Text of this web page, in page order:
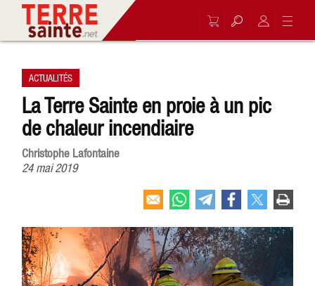
ACTUALITÉS
La Terre Sainte en proie à un pic
de chaleur incendiaire
Christophe Lafontaine
24 mai 2019